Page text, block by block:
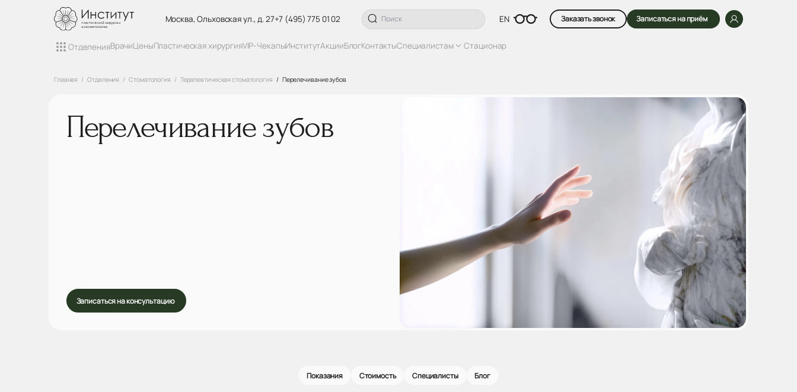
Москва, Ольховская ул., д. 27+7 (495) 775 01 02 EN Заказать звонок Записаться на приём
ОтделенияВрачиЦеныПластическая хирургияVIP-ЧекапыИнститутАкцииБлогКонтактыСпециалистам Стационар
Главная Отделения Стоматология Терапевтическая стоматология Перелечивание зубов
Перелечивание зубов
Записаться на консультацию
Показания Стоимость Специалисты Блог